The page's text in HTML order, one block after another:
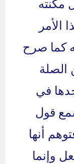
الأمر
كما صرح
الصلة
في
قول
أنها
وإنما